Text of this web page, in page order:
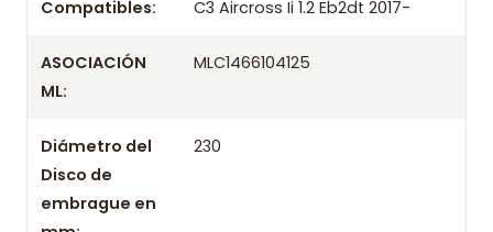
Compatibles:
C3 Aircross Ii 1.2 Eb2dt 2017-
ASOCIACIÓN
ML:
MLC1466104125
Diámetro del
Disco de
embrague en
230